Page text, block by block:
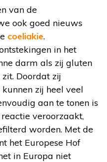
van de
ook goed nieuws
coeliakie.
in het
darm als zij gluten
Doordat zij
zij heel veel
aan te tonen is
veroorzaakt,
worden. Met de
het Europese Hof
in Europa niet